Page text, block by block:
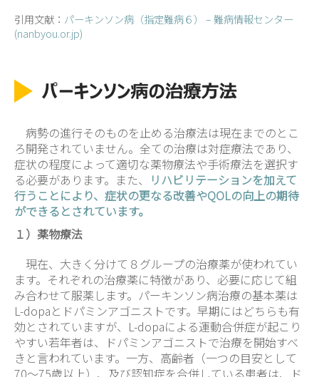
引用文献： パーキンソン病（指定難病６） – 難病情報センター
(nanbyou.or.jp)
病勢の進行そのものを止める治療法は現在までのとこ
ろ開発されていません。全ての治療は対症療法であり、
症状の程度によって適切な薬物療法や手術療法を選択す
る必要があります。また、
リハビリテーションを加えて
行うことにより、症状の更なる改善やQOLの向上の期待
ができるとされています。
１）薬物療法
現在、大きく分けて８グループの治療薬が使われてい
ます。それぞれの治療薬に特徴があり、必要に応じて組
み合わせて服薬します。パーキンソン病治療の基本薬は
L-dopaとドパミンアゴニストです。早期にはどちらも有
効とされていますが、L-dopaによる運動合併症が起こり
やすい若年者は、ドパミンアゴニストで治療を開始すべ
きと言われています。一方、高齢者（一つの目安として
70～75歳以上）、及び認知症を合併している患者は、ド